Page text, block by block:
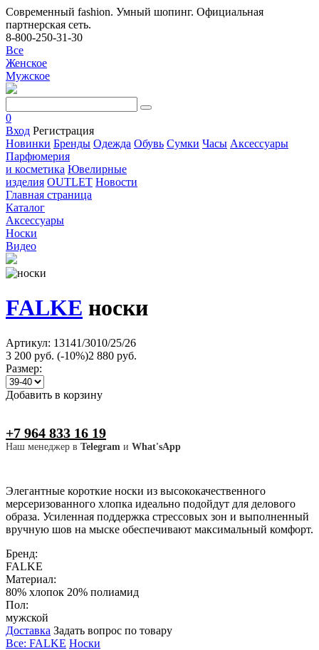
Современный fashion. Умный шопинг. Официальная
партнерская сеть.
8-800-250-31-30
Все
Женское
Мужское
0
Вход Регистрация
Новинки Бренды Одежда Обувь Сумки Часы Аксессуары
Парфюмерия
и косметика Ювелирные
изделия OUTLET Новости
Главная страница
Каталог
Аксессуары
Носки
Видео
FALKE носки
Артикул: 13141/3010/25/26
3 200 руб. (-10%)2 880 руб.
Размер:
Добавить в корзину
+7 964 833 16 19
Наш менеджер в Telegram и What'sApp
Элегантные короткие носки из высококачественного
мерсеризованного хлопка идеально подойдут для делового
образа. Усиленная поддержка стрессовых зон и выполненный
вручную шов на мыске обеспечивают максимальный комфорт.
Бренд:
FALKE
Материал:
80% хлопок 20% полиамид
Пол:
мужской
Доставка Задать вопрос по товару
Все: FALKE Носки